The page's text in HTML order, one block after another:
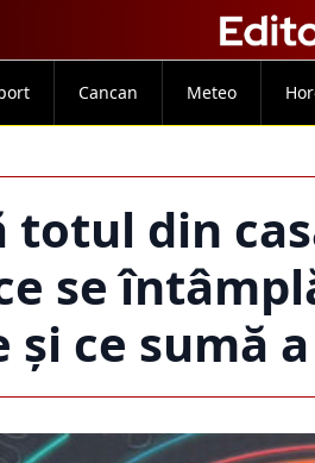
Cancan Meteo
totul din
se
și ce sumă